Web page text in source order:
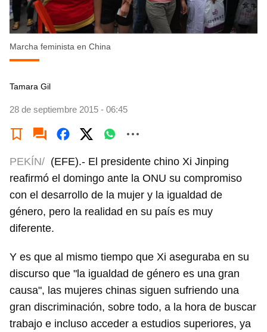
Marcha feminista en China
Tamara Gil
28 de septiembre 2015 - 06:45
PEKÍN/ (EFE).- El presidente chino Xi Jinping
reafirmó el domingo ante la ONU su compromiso
con el desarrollo de la mujer y la igualdad de
género, pero la realidad en su país es muy
diferente.
Y es que al mismo tiempo que Xi aseguraba en su
discurso que "la igualdad de género es una gran
causa", las mujeres chinas siguen sufriendo una
gran discriminación, sobre todo, a la hora de buscar
trabajo e incluso acceder a estudios superiores, ya